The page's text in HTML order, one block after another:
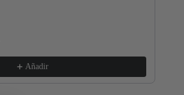
Añadir